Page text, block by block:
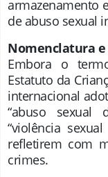
armazenamento
de abuso sexual
Nomenclatura
Embora o
Estatuto da
internacional
“abuso sexual
“violência
refletirem com
crimes.